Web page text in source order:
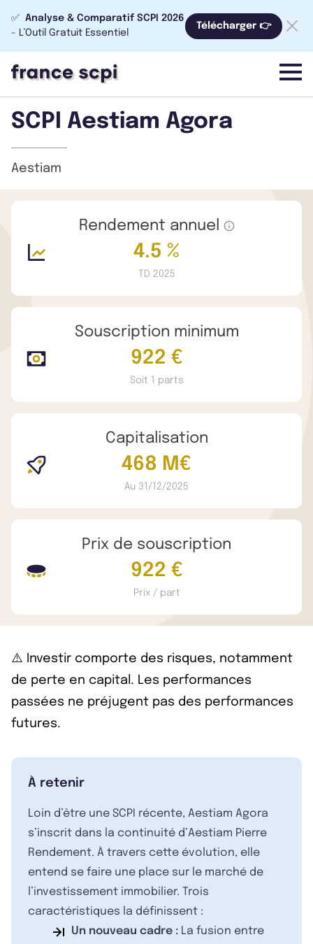
✅ Analyse & Comparatif SCPI 2026
- L’Outil Gratuit Essentiel
Télécharger 👉
menu
SCPI Aestiam Agora
Aestiam
Rendement annuel
4.5 %
TD 2025
Souscription minimum
922 €
Soit 1 parts
Capitalisation
468 M€
Au 31/12/2025
Prix de souscription
922 €
Prix / part
⚠️ Investir comporte des risques, notamment
de perte en capital. Les performances
passées ne préjugent pas des performances
futures.
À retenir
Loin d’être une SCPI récente, Aestiam Agora
s’inscrit dans la continuité d’Aestiam Pierre
Rendement. À travers cette évolution, elle
entend se faire une place sur le marché de
l’investissement immobilier. Trois
caractéristiques la définissent :
Un nouveau cadre : La fusion entre